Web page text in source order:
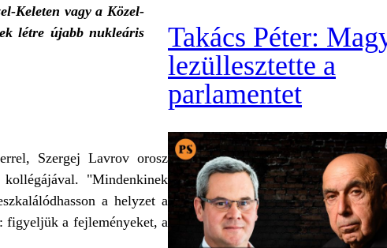
Keleten vagy a Közel-
létre újabb nukleáris
Szergej Lavrov orosz
"Mindenkinek
a helyzet a
figyeljük a fejleményeket, a
Takács Péter:
lezüllesztette a
parlamentet